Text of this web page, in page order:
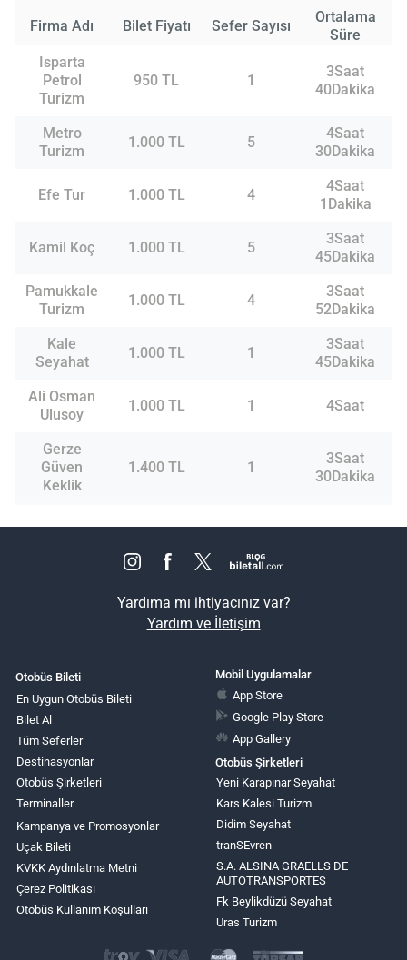
Firma Adı Bilet Fiyatı Sefer Sayısı
Ortalama
Süre
Isparta
Petrol
Turizm
950 TL 1
3Saat
40Dakika
Metro
Turizm
1.000 TL 5
4Saat
30Dakika
Efe Tur 1.000 TL 4
4Saat
1Dakika
Kamil Koç 1.000 TL 5
3Saat
45Dakika
Pamukkale
Turizm
1.000 TL 4
3Saat
52Dakika
Kale
Seyahat
1.000 TL 1
3Saat
45Dakika
Ali Osman
Ulusoy
1.000 TL 1 4Saat
Gerze
Güven
Keklik
1.400 TL 1
3Saat
30Dakika
Yardıma mı ihtiyacınız var?
Yardım ve İletişim
Otobüs Bileti
En Uygun Otobüs Bileti
Bilet Al
Tüm Seferler
Destinasyonlar
Otobüs Şirketleri
Terminaller
Kampanya ve Promosyonlar
Uçak Bileti
KVKK Aydınlatma Metni
Çerez Politikası
Otobüs Kullanım Koşulları
Mobil Uygulamalar
App Store
Google Play Store
App Gallery
Otobüs Şirketleri
Yeni Karapınar Seyahat
Kars Kalesi Turizm
Didim Seyahat
tranSEvren
S.A. ALSINA GRAELLS DE
AUTOTRANSPORTES
Fk Beylikdüzü Seyahat
Uras Turizm